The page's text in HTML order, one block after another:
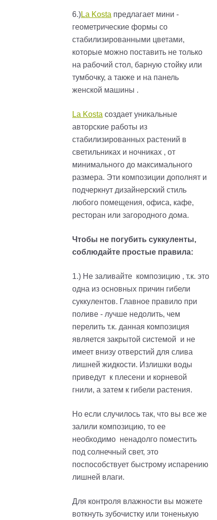
6.)La Kosta предлагает мини -
геометрические формы со
стабилизированными цветами,
которые можно поставить не только
на рабочий стол, барную стойку или
тумбочку, а также и на панель
женской машины .
La Kosta создает уникальные
авторские работы из
стабилизированных растений в
светильниках и ночниках , от
минимального до максимального
размера. Эти композиции дополнят и
подчеркнут дизайнерский стиль
любого помещения, офиса, кафе,
ресторан или загородного дома.
Чтобы не погубить суккуленты,
соблюдайте простые правила:
1.) Не заливайте композицию , т.к. это
одна из основных причин гибели
суккулентов. Главное правило при
поливе - лучше недолить, чем
перелить т.к. данная композиция
является закрытой системой и не
имеет внизу отверстий для слива
лишней жидкости. Излишки воды
приведут к плесени и корневой
гнили, а затем к гибели растения.
Но если случилось так, что вы все же
залили композицию, то ее
необходимо ненадолго поместить
под солнечный свет, это
поспособствует быстрому испарению
лишней влаги.
Для контроля влажности вы можете
воткнуть зубочистку или тоненькую